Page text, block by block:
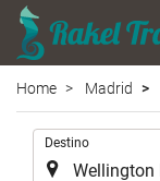
Home Madrid
Destino